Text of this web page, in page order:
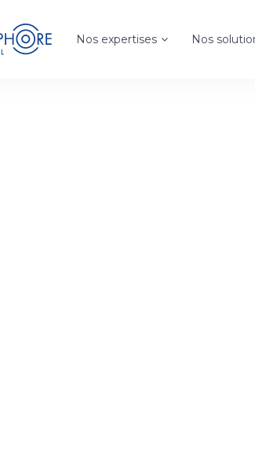
Nos expertises Nos
supplied for foreach() in